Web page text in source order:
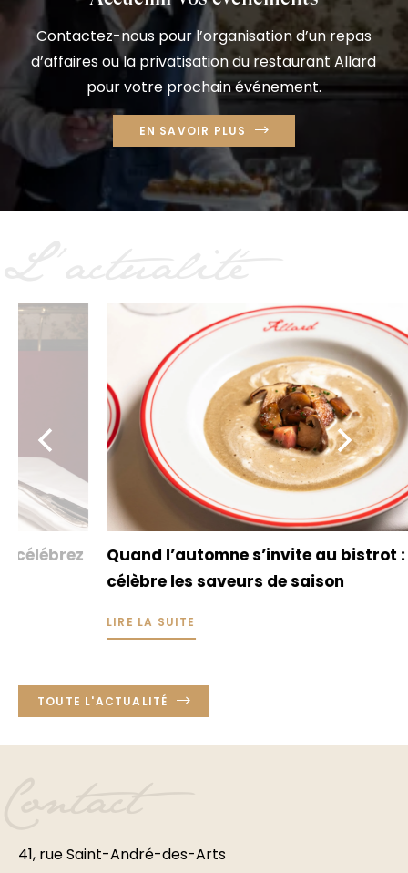
FR
Contactez-nous pour l’organisation d’un repas
d’affaires ou la privatisation du restaurant Allard
pour votre prochain événement.
EN SAVOIR PLUS
Quand l’automne s’invite au bistrot : Allard
célèbre les saveurs de saison
TOUTE L'ACTUALITÉ
41, rue Saint-André-des-Arts